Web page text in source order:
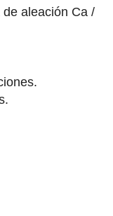
aleación Ca /